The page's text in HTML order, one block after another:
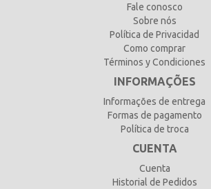
Fale conosco
Sobre nós
Política de Privacidad
Como comprar
Términos y Condiciones
INFORMAÇÕES
Informações de entrega
Formas de pagamento
Política de troca
CUENTA
Cuenta
Historial de Pedidos